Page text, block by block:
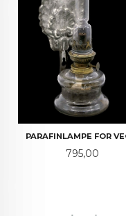
PARAFINLAMPE FOR
Pris
795,00